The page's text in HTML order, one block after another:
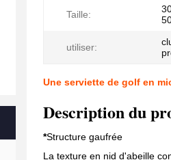
Taille:
utiliser:
Une serviette de golf en
Description du
*Structure gaufrée
La texture en nid d'abeille